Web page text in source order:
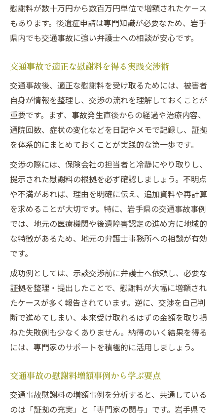
慰謝料が数十万円から数百万円単位で増額されたケース
もあります。後遺症申請は専門知識が必要なため、岩手
県内でも交通事故に強い弁護士への相談が安心です。
交通事故で適正な慰謝料を得る実践交渉術
交通事故後、適正な慰謝料を受け取るためには、被害者
自身が情報を整理し、交渉の流れを理解しておくことが
重要です。まず、事故発生直後からの経過や治療内容、
通院回数、症状の変化などを日記やメモで記録し、証拠
を体系的にまとめておくことが実践的な第一歩です。
交渉の際には、保険会社の担当者と冷静にやり取りし、
提示された慰謝料の根拠を必ず確認しましょう。不明点
や不満があれば、理由を明確に伝え、追加資料や再計算
を求めることが大切です。特に、岩手県の交通事故事例
では、地元の医療機関や後遺障害認定の進め方に地域的
な特徴があるため、地元の弁護士事務所への相談が有効
です。
成功例としては、示談交渉前に弁護士へ依頼し、必要な
証拠を整理・提出したことで、慰謝料が大幅に増額され
たケースが多く報告されています。逆に、交渉を自己判
断で進めてしまい、本来受け取れるはずの金額を取り損
ねた失敗例も少なくありません。納得のいく結果を得る
には、専門家のサポートを積極的に活用しましょう。
交通事故の慰謝料増額事例から学ぶ要点
交通事故慰謝料の増額事例を分析すると、共通している
のは「証拠の充実」と「専門家の関与」です。岩手県で